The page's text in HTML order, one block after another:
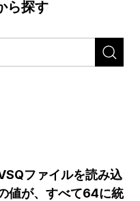
ら探す
ファイルを読み込
値が、すべて64に統